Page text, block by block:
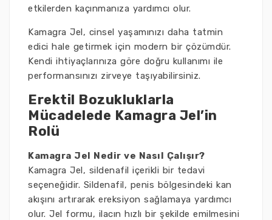
etkilerden kaçınmanıza yardımcı olur.
Kamagra Jel, cinsel yaşamınızı daha tatmin
edici hale getirmek için modern bir çözümdür.
Kendi ihtiyaçlarınıza göre doğru kullanımı ile
performansınızı zirveye taşıyabilirsiniz.
Erektil Bozukluklarla
Mücadelede Kamagra Jel’in
Rolü
Kamagra Jel Nedir ve Nasıl Çalışır?
Kamagra Jel, sildenafil içerikli bir tedavi
seçeneğidir. Sildenafil, penis bölgesindeki kan
akışını artırarak ereksiyon sağlamaya yardımcı
olur. Jel formu, ilacın hızlı bir şekilde emilmesini